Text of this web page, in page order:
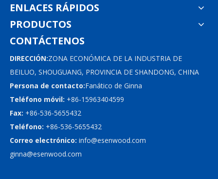
ENLACES RÁPIDOS
PRODUCTOS
CONTÁCTENOS
DIRECCIÓN:ZONA ECONÓMICA DE LA INDUSTRIA DE
BEILUO, SHOUGUANG, PROVINCIA DE SHANDONG, CHINA
Persona de contacto:Fanático de Ginna
Teléfono móvil: +86-15963404599
Fax: +86-536-5655432
Teléfono: +86-536-5655432
Correo electrónico: info@esenwood.com
ginna@esenwood.com